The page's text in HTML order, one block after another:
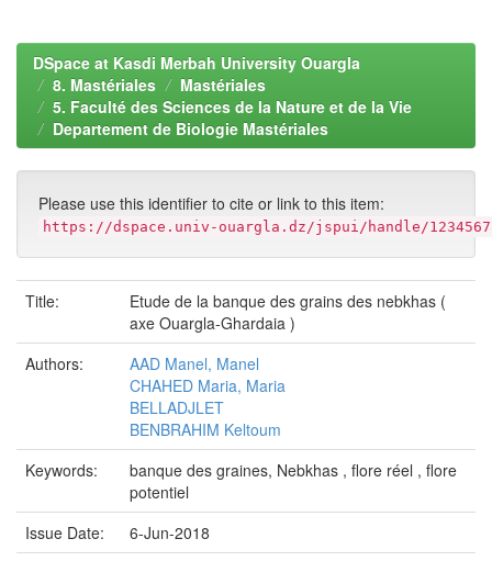
DSpace at Kasdi Merbah University Ouargla
8. Mastériales
Mastériales
5. Faculté des Sciences de la Nature et de la Vie
Departement de Biologie Mastériales
Please use this identifier to cite or link to this item:
https://dspace.univ-ouargla.dz/jspui/handle/
Title:
Etude de la banque des grains des nebkhas (
axe Ouargla-Ghardaia )
Authors:
AAD Manel, Manel
CHAHED Maria, Maria
BELLADJLET
BENBRAHIM Keltoum
Keywords:
banque des graines, Nebkhas , flore réel , flore
potentiel
Issue Date:
6-Jun-2018